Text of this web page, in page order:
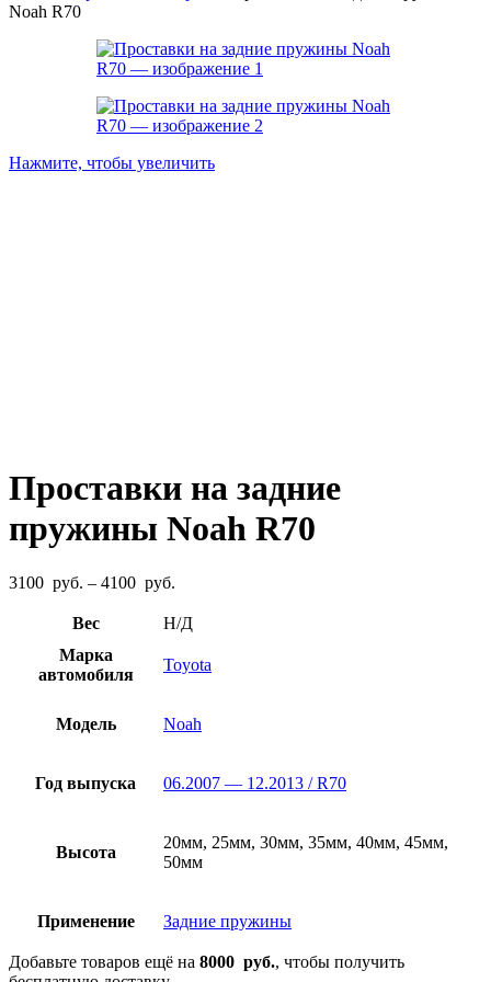
Noah R70
Нажмите, чтобы увеличить
Проставки на задние
пружины Noah R70
3100 руб. – 4100 руб.
3100
–
4100
Вес
Н/Д
Марка
автомобиля
Toyota
Модель Noah
Год выпуска 06.2007 — 12.2013 / R70
Высота
20мм, 25мм, 30мм, 35мм, 40мм, 45мм,
50мм
Применение Задние пружины
Добавьте товаров ещё на 8000 руб., чтобы получить